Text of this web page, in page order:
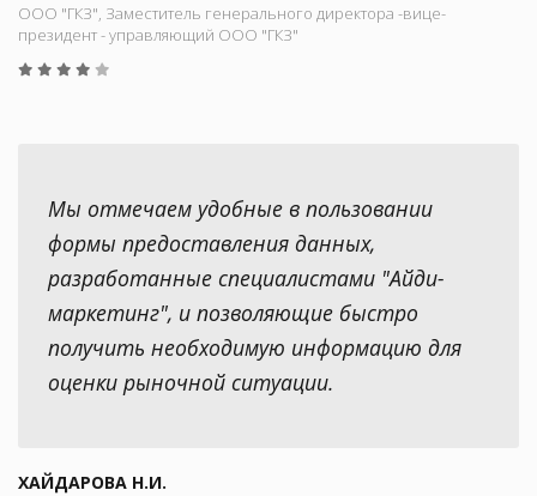
ООО "ГКЗ", Заместитель генерального директора -вице-
президент - управляющий ООО "ГКЗ"
Мы отмечаем удобные в пользовании
формы предоставления данных,
разработанные специалистами "Айди-
маркетинг", и позволяющие быстро
получить необходимую информацию для
оценки рыночной ситуации.
ХАЙДАРОВА Н.И.